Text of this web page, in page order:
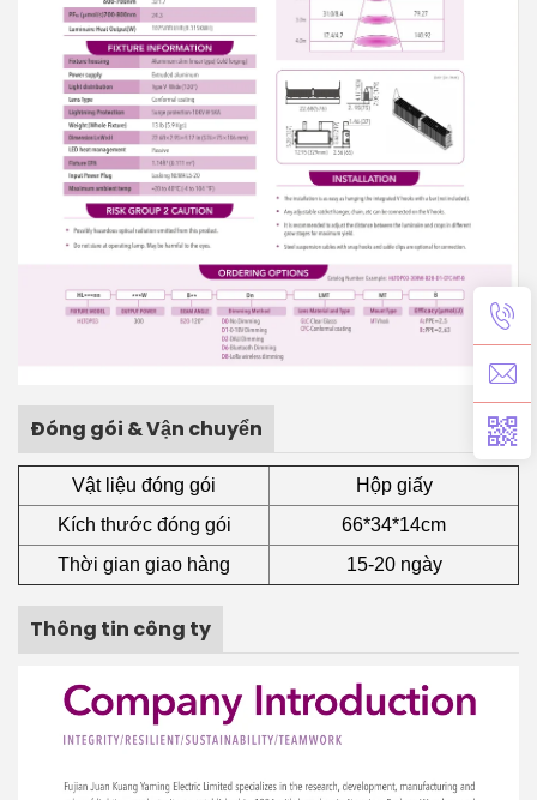
Đóng gói & Vận chuyển
Vật liệu đóng gói
Hộp giấy
Kích thước đóng gói
66*34*14cm
Thời gian giao hàng
15-20 ngày
Thông tin công ty